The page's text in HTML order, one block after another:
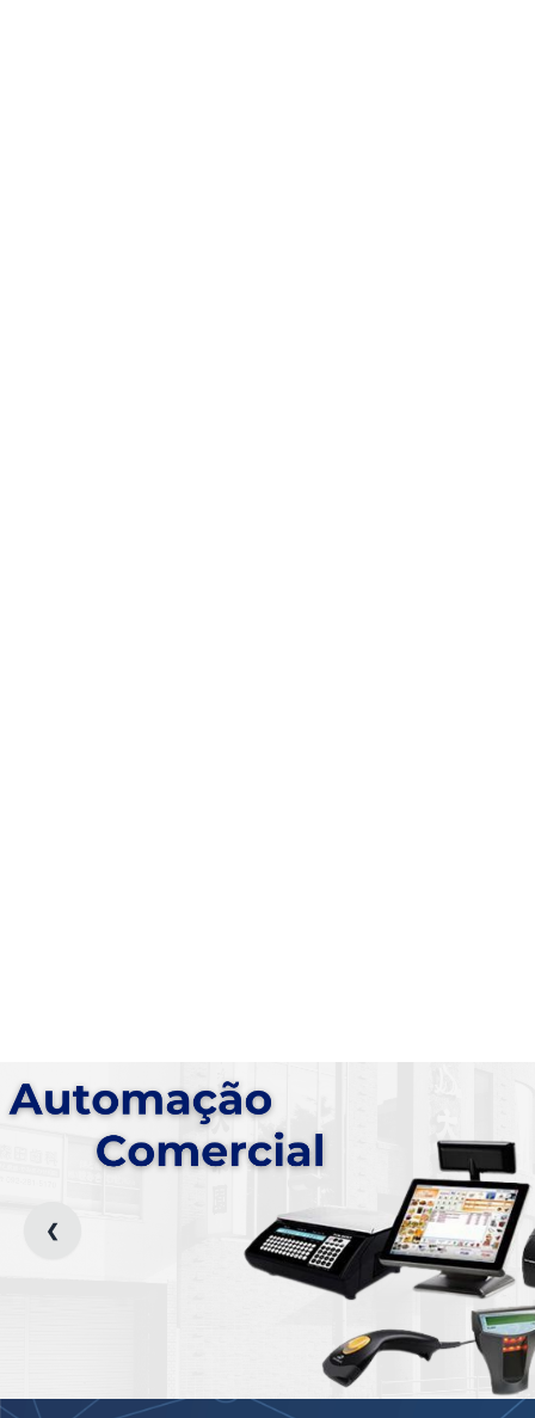
❮